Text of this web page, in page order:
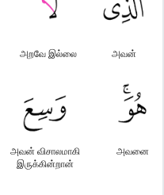
அவன்
அறவே இல்லை
அவனை
அவன் விசாலமாகி
இருக்கின்றான்